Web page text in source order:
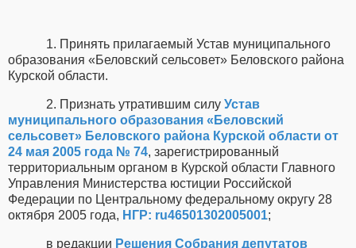
1. Принять прилагаемый Устав муниципального
образования «Беловский сельсовет» Беловского района
Курской области.
2. Признать утратившим силу Устав
муниципального образования «Беловский
сельсовет» Беловского района Курской области от
24 мая 2005 года № 74, зарегистрированный
территориальным органом в Курской области Главного
Управления Министерства юстиции Российской
Федерации по Центральному федеральному округу 28
октября 2005 года, НГР: ru46501302005001;
в редакции Решения Собрания депутатов